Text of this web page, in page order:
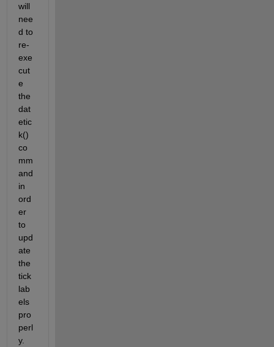
will
nee
d to
re-
exe
cut
e
the
dat
etic
k()
co
mm
and
in
ord
er
to
upd
ate
the
tick
lab
els
pro
perl
y.